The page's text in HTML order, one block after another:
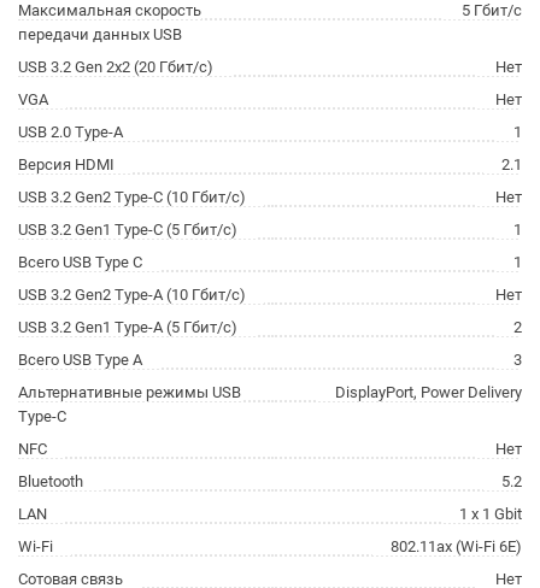
Максимальная скорость
передачи данных USB
5 Гбит/с
USB 3.2 Gen 2x2 (20 Гбит/с)
Нет
VGA
Нет
USB 2.0 Type-A
1
Версия HDMI
2.1
USB 3.2 Gen2 Type-C (10 Гбит/с)
Нет
USB 3.2 Gen1 Type-C (5 Гбит/с)
1
Всего USB Type C
1
USB 3.2 Gen2 Type-A (10 Гбит/с)
Нет
USB 3.2 Gen1 Type-A (5 Гбит/с)
2
Всего USB Type A
3
Альтернативные режимы USB
Type-C
DisplayPort, Power Delivery
NFC
Нет
Bluetooth
5.2
LAN
1 x 1 Gbit
Wi-Fi
802.11ax (Wi-Fi 6E)
Сотовая связь
Нет